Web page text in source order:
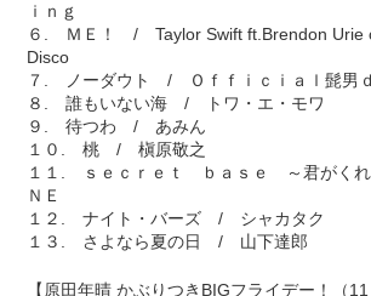
ｉｎｇ
６. ＭＥ！ / Taylor Swift ft.Brendon Urie
Disco
７. ノーダウト / Ｏｆｆｉｃｉａｌ髭男
８. 誰もいない海 / トワ・エ・モワ
９. 待つわ / あみん
１０. 桃 / 槇原敬之
１１. ｓｅｃｒｅｔ ｂａｓｅ ～君がく
ＮＥ
１２. ナイト・バーズ / シャカタク
１３. さよなら夏の日 / 山下達郎
【原田年晴 かぶりつきBIGフライデー！（